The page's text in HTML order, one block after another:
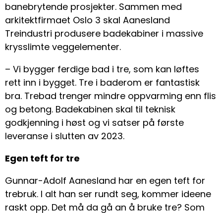
banebrytende prosjekter. Sammen med
arkitektfirmaet Oslo 3 skal Aanesland
Treindustri produsere badekabiner i massive
krysslimte veggelementer.
– Vi bygger ferdige bad i tre, som kan løftes
rett inn i bygget. Tre i baderom er fantastisk
bra. Trebad trenger mindre oppvarming enn flis
og betong. Badekabinen skal til teknisk
godkjenning i høst og vi satser på første
leveranse i slutten av 2023.
Egen teft for tre
Gunnar-Adolf Aanesland har en egen teft for
trebruk. I alt han ser rundt seg, kommer ideene
raskt opp. Det må da gå an å bruke tre? Som